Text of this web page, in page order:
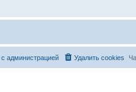
Удалить cookies
администрацией